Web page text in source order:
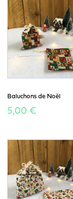
Baluchons de Noël
5,00 €